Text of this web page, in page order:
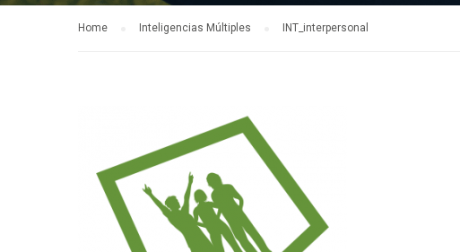
Home Inteligencias Múltiples INT_interpersonal